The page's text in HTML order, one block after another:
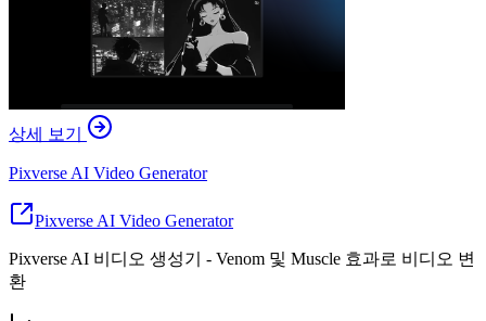
상세 보기
Pixverse AI Video Generator
Pixverse AI Video Generator
Pixverse AI 비디오 생성기 - Venom 및 Muscle 효과로 비디오 변
환